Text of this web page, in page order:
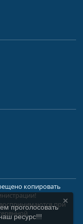
копировать
при
проголосовать
ресурс!!!